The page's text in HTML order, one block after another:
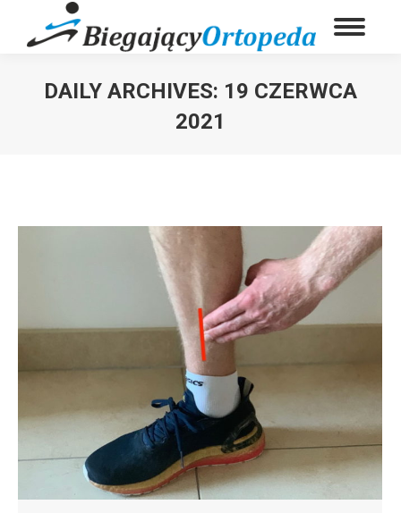
DAILY ARCHIVES: 19 CZERWCA
2021